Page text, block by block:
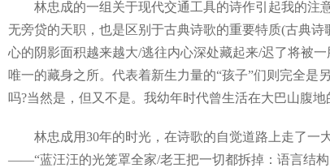
林忠成的一组关于现代交通工具的诗作引起我的注意
无旁贷的天职，也是区别于古典诗歌的重要特质(古典
心的阴影面积越来越大/逃往内心深处藏起来/迟了将被
唯一的藏身之所。代表着新生力量的“孩子”们则完全
吗?当然是，但又不是。我幼年时代曾生活在大巴山腹
林忠成用30年的时光，在诗歌的自觉道路上走了一大
——“蓝汪汪的光笼罩全家/老王把一切都拆掉：语言结